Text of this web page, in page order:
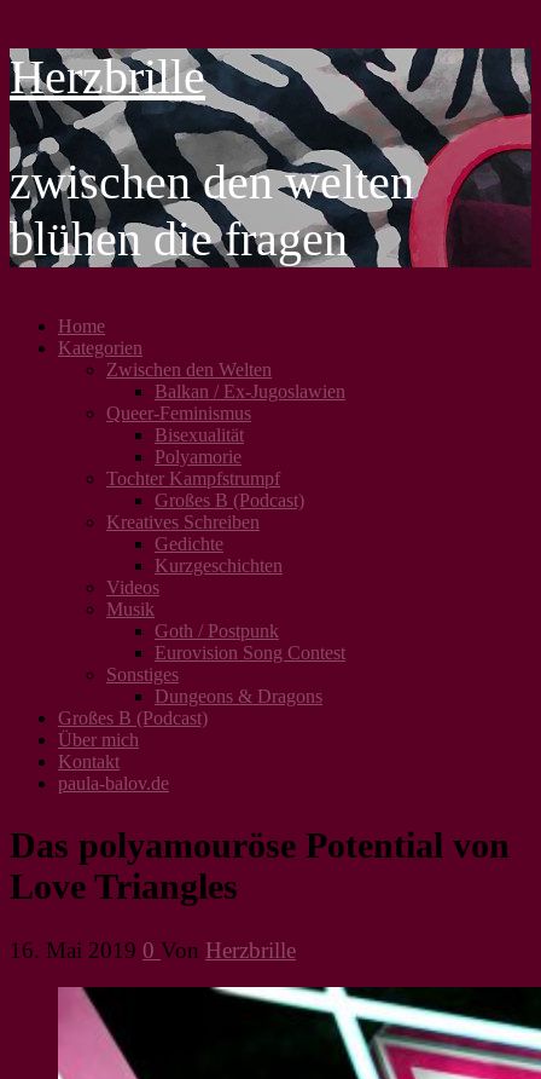
Herzbrille
zwischen den welten
blühen die fragen
Home
Kategorien
Zwischen den Welten
Balkan / Ex-Jugoslawien
Queer-Feminismus
Bisexualität
Polyamorie
Tochter Kampfstrumpf
Großes B (Podcast)
Kreatives Schreiben
Gedichte
Kurzgeschichten
Videos
Musik
Goth / Postpunk
Eurovision Song Contest
Sonstiges
Dungeons & Dragons
Großes B (Podcast)
Über mich
Kontakt
paula-balov.de
Das polyamouröse Potential von
Love Triangles
16. Mai 2019 0 Von Herzbrille